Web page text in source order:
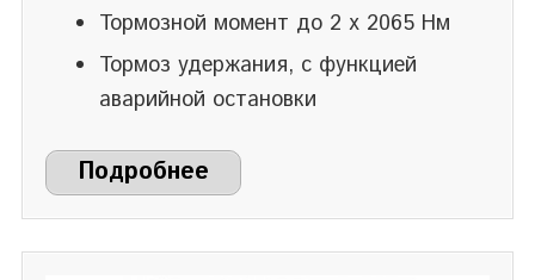
Тормозной момент до 2 x 2065 Нм
Тормоз удержания, с функцией
аварийной остановки
Подробнее